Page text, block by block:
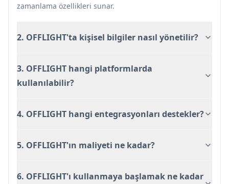
zamanlama özellikleri sunar.
2. OFFLIGHT'ta kişisel bilgiler nasıl yönetilir?
3. OFFLIGHT hangi platformlarda
kullanılabilir?
4. OFFLIGHT hangi entegrasyonları destekler?
5. OFFLIGHT'ın maliyeti ne kadar?
6. OFFLIGHT'ı kullanmaya başlamak ne kadar